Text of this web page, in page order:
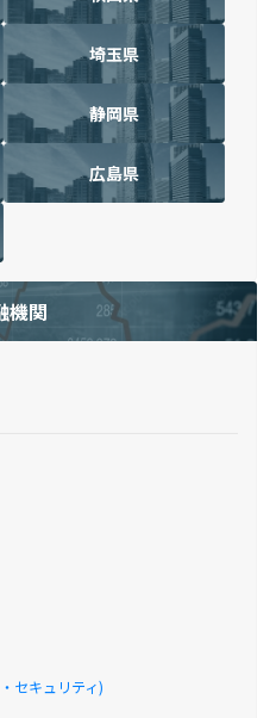
埼玉県
静岡県
広島県
機関
セキュリティ)